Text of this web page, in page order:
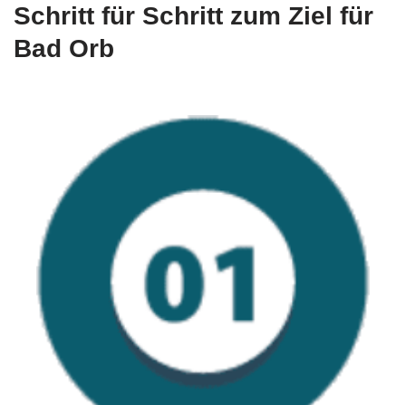
Schritt für Schritt zum Ziel für
Bad Orb